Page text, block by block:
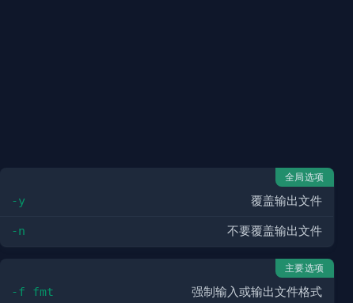
全局选项
-y 覆盖输出文件
-n 不要覆盖输出文件
主要选项
-f fmt 强制输入或输出文件格式